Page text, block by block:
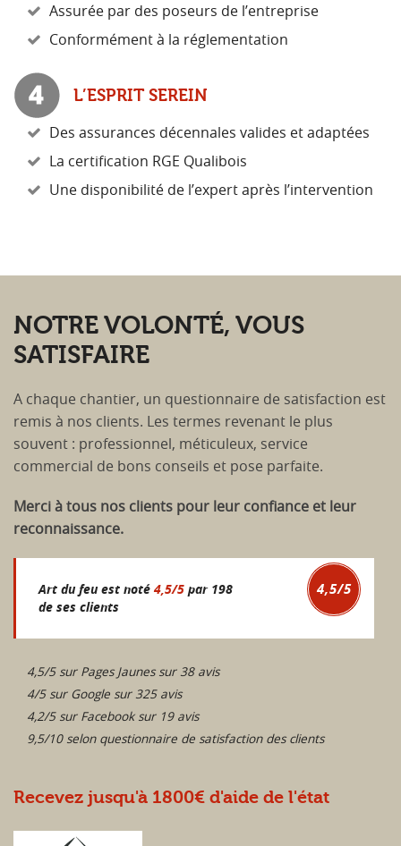
Assurée par des poseurs de l’entreprise
Conformément à la réglementation
L’ESPRIT SEREIN
Des assurances décennales valides et adaptées
La certification RGE Qualibois
Une disponibilité de l’expert après l’intervention
NOTRE VOLONTÉ, VOUS
SATISFAIRE
A chaque chantier, un questionnaire de satisfaction est
remis à nos clients. Les termes revenant le plus
souvent : professionnel, méticuleux, service
commercial de bons conseils et pose parfaite.
Merci à tous nos clients pour leur confiance et leur
reconnaissance.
Art du feu est noté 4,5/5 par 198
de ses clients
4,5/5
4,5/5 sur Pages Jaunes sur 38 avis
4/5 sur Google sur 325 avis
4,2/5 sur Facebook sur 19 avis
9,5/10 selon questionnaire de satisfaction des clients
Recevez jusqu'à 1800€ d'aide de l'état